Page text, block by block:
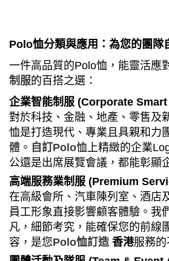
Polo恤分類與應用：為您的團隊
一件高品質的Polo恤，能靈活應
制服的百搭之選：
企業智能制服 (Corporate
對於科技、金融、地產、零售及
恤是打造現代、專業且具親和力
體。 自訂Polo恤上精緻的企業
公還是出席展覽會議，都能彰顯
高端服務業制服 (Premium
在高級會所、汽車陳列室、酒店
員工形象直接影響顧客體驗。我
凡，細節考究，能確保您的前線
容，是您Polo恤訂造香港服務的